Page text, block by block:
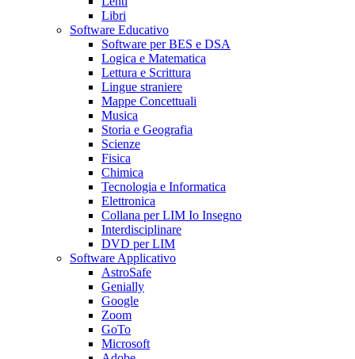
Libri
Software Educativo
Software per BES e DSA
Logica e Matematica
Lettura e Scrittura
Lingue straniere
Mappe Concettuali
Musica
Storia e Geografia
Scienze
Fisica
Chimica
Tecnologia e Informatica
Elettronica
Collana per LIM Io Insegno
Interdisciplinare
DVD per LIM
Software Applicativo
AstroSafe
Genially
Google
Zoom
GoTo
Microsoft